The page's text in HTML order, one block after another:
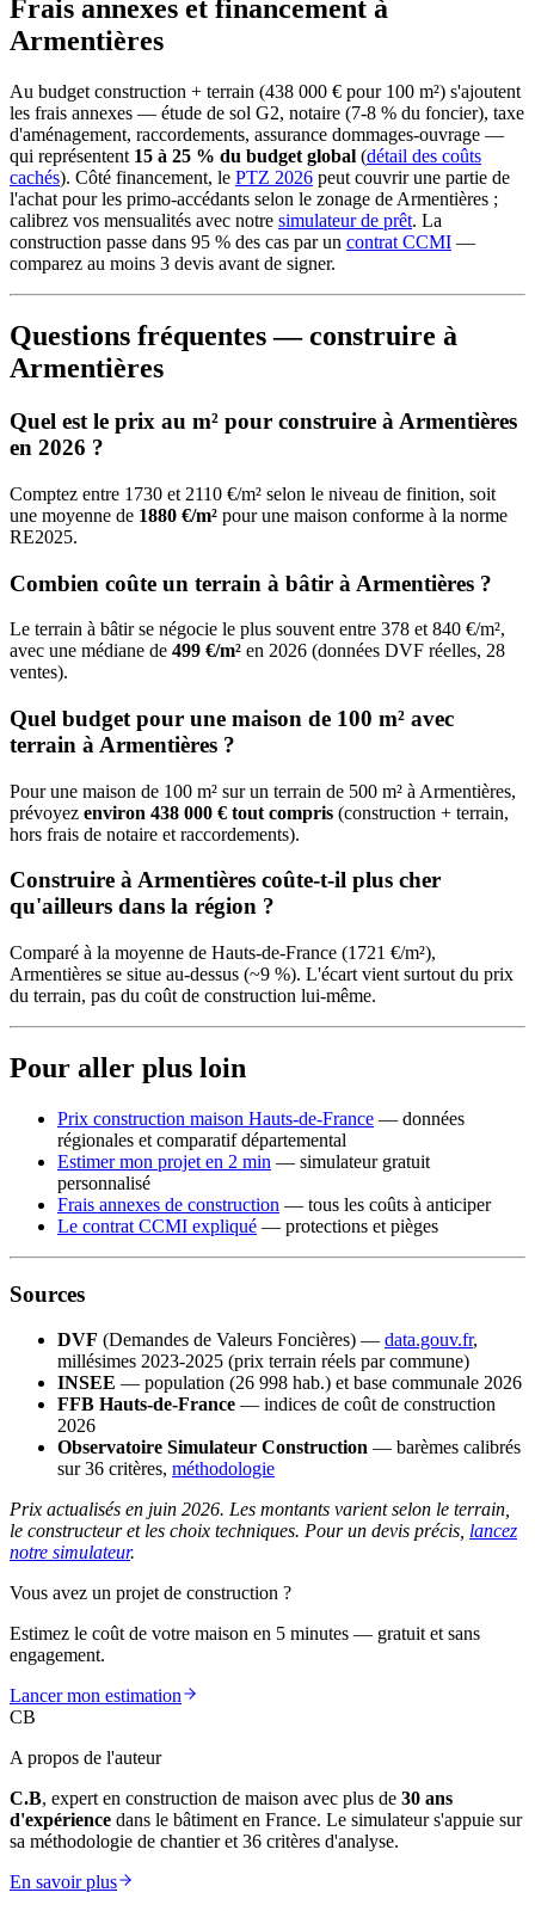
Frais annexes et financement à
Armentières
Au budget construction + terrain (438 000 € pour 100 m²) s'ajoutent
les frais annexes — étude de sol G2, notaire (7-8 % du foncier), taxe
d'aménagement, raccordements, assurance dommages-ouvrage —
qui représentent 15 à 25 % du budget global (détail des coûts
cachés). Côté financement, le PTZ 2026 peut couvrir une partie de
l'achat pour les primo-accédants selon le zonage de Armentières ;
calibrez vos mensualités avec notre simulateur de prêt. La
construction passe dans 95 % des cas par un contrat CCMI —
comparez au moins 3 devis avant de signer.
Questions fréquentes — construire à
Armentières
Quel est le prix au m² pour construire à Armentières
en 2026 ?
Comptez entre 1730 et 2110 €/m² selon le niveau de finition, soit
une moyenne de 1880 €/m² pour une maison conforme à la norme
RE2025.
Combien coûte un terrain à bâtir à Armentières ?
Le terrain à bâtir se négocie le plus souvent entre 378 et 840 €/m²,
avec une médiane de 499 €/m² en 2026 (données DVF réelles, 28
ventes).
Quel budget pour une maison de 100 m² avec
terrain à Armentières ?
Pour une maison de 100 m² sur un terrain de 500 m² à Armentières,
prévoyez environ 438 000 € tout compris (construction + terrain,
hors frais de notaire et raccordements).
Construire à Armentières coûte-t-il plus cher
qu'ailleurs dans la région ?
Comparé à la moyenne de Hauts-de-France (1721 €/m²),
Armentières se situe au-dessus (~9 %). L'écart vient surtout du prix
du terrain, pas du coût de construction lui-même.
Pour aller plus loin
Prix construction maison Hauts-de-France — données
régionales et comparatif départemental
Estimer mon projet en 2 min — simulateur gratuit
personnalisé
Frais annexes de construction — tous les coûts à anticiper
Le contrat CCMI expliqué — protections et pièges
Sources
DVF (Demandes de Valeurs Foncières) — data.gouv.fr,
millésimes 2023-2025 (prix terrain réels par commune)
INSEE — population (26 998 hab.) et base communale 2026
FFB Hauts-de-France — indices de coût de construction
2026
Observatoire Simulateur Construction — barèmes calibrés
sur 36 critères, méthodologie
Prix actualisés en juin 2026. Les montants varient selon le terrain,
le constructeur et les choix techniques. Pour un devis précis, lancez
notre simulateur.
Vous avez un projet de construction ?
Estimez le coût de votre maison en 5 minutes — gratuit et sans
engagement.
Lancer mon estimation
CB
A propos de l'auteur
C.B, expert en construction de maison avec plus de 30 ans
d'expérience dans le bâtiment en France. Le simulateur s'appuie sur
sa méthodologie de chantier et 36 critères d'analyse.
En savoir plus